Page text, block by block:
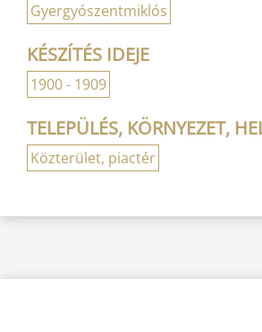
Gyergyószentmiklós
KÉSZÍTÉS IDEJE
1900 - 1909
TELEPÜLÉS, KÖRNYEZET,
Közterület, piactér